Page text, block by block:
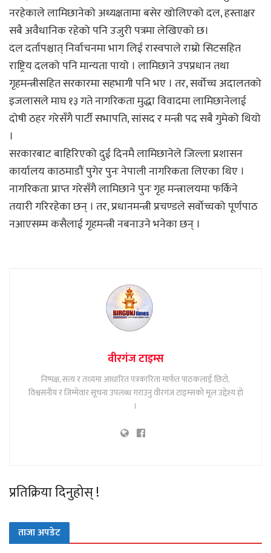
नरहेकाले लामिछानेको अध्यक्षतामा बसेर खोलिएको दल, हस्ताक्षर
सबै अवैधानिक रहेको पनि उजुरी पत्रमा लेखिएको छ।
दल दर्तापश्चात् निर्वाचनमा भाग लिई रास्वपाले राम्रो सिटसहित
राष्ट्रिय दलको पनि मान्यता पायो । लामिछाने उपप्रधान तथा
गृहमन्त्रीसहित सरकारमा सहभागी पनि भए । तर, सर्वोच्च अदालतको
इजलासले माघ १३ गते नागरिकता मुद्धा विवादमा लामिछानेलाई
दोषी ठहर गरेसँगै पार्टी सभापति, सांसद र मन्त्री पद सबै गुमेको थियो
।
सरकारबाट बाहिरिएको दुई दिनमै लामिछानेले जिल्ला प्रशासन
कार्यालय काठमाडौं पुगेर पुनः नेपाली नागरिकता लिएका थिए ।
नागरिकता प्राप्त गरेसँगै लामिछाने पुनः गृह मन्त्रालयमा फर्किने
तयारी गरिरहेका छन् । तर, प्रधानमन्त्री प्रचण्डले सर्वाेच्चको पूर्णपाठ
नआएसम्म कसैलाई गृहमन्त्री नबनाउने भनेका छन् ।
वीरगंज टाइम्स
निष्पक्ष, सत्य र तथ्यमा आधारित पत्रकारिता मार्फत पाठकलाई छिटो,
विश्वसनीय र जिम्मेवार सूचना उपलब्ध गराउनु वीरगंज टाइम्सको मूल उद्देश्य हो
।
प्रतिक्रिया दिनुहोस् !
ताजा अपडेट